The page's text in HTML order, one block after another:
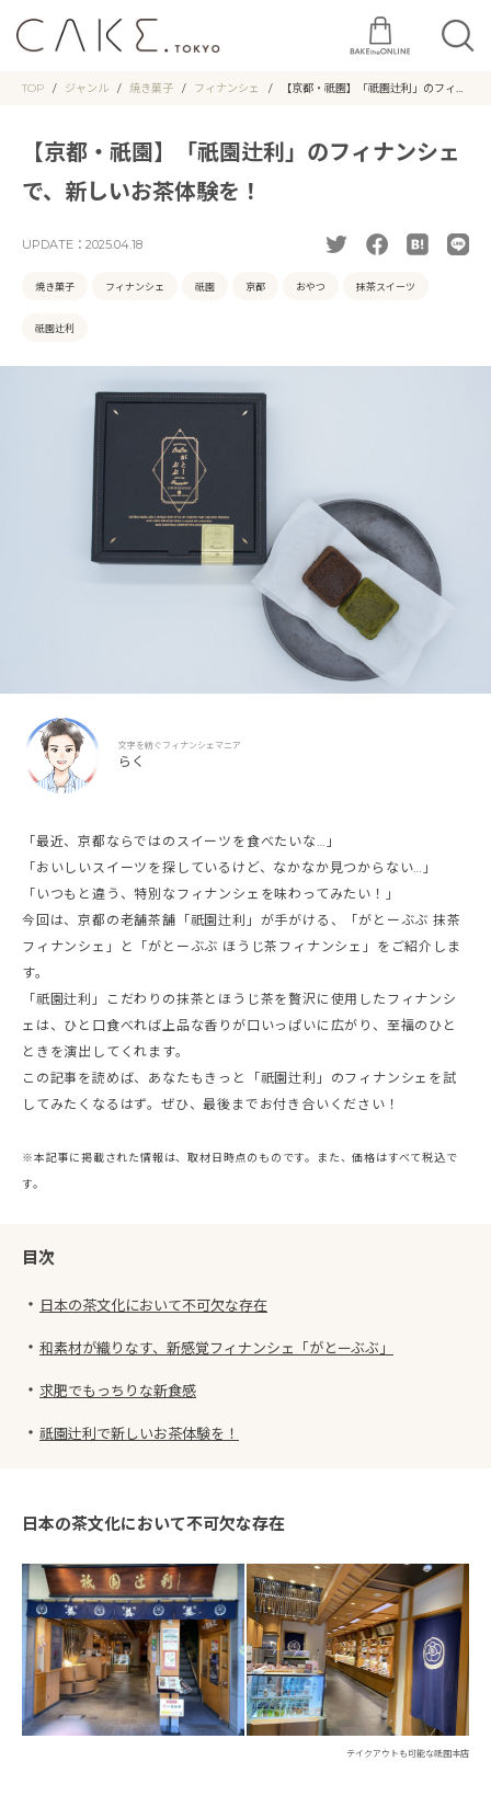
TOP ジャンル 焼き菓子 フィナンシェ
【京都・祇園】「祇園辻利」のフィナ
【京都・祇園】「祇園辻利」のフィナンシェ
で、新しいお茶体験を！
UPDATE： 2025.04.18
焼き菓子 フィナンシェ 祇園 京都 おやつ 抹茶スイーツ
祇園辻利
文字を紡ぐフィナンシェマニア
らく
「最近、京都ならではのスイーツを食べたいな…」
「おいしいスイーツを探しているけど、なかなか見つからない…」
「いつもと違う、特別なフィナンシェを味わってみたい！」
今回は、京都の老舗茶舗「祇園辻利」が手がける、「がとーぶぶ 抹茶
フィナンシェ」と「がとーぶぶ ほうじ茶フィナンシェ」をご紹介しま
す。
「祇園辻利」こだわりの抹茶とほうじ茶を贅沢に使用したフィナンシ
ェは、ひと口食べれば上品な香りが口いっぱいに広がり、至福のひと
ときを演出してくれます。
この記事を読めば、あなたもきっと「祇園辻利」のフィナンシェを試
してみたくなるはず。ぜひ、最後までお付き合いください！
※本記事に掲載された情報は、取材日時点のものです。また、価格はすべて税込で
す。
目次
・ 日本の茶文化において不可欠な存在
・ 和素材が織りなす、新感覚フィナンシェ「がとーぶぶ」
・ 求肥でもっちりな新食感
・ 祇園辻利で新しいお茶体験を！
日本の茶文化において不可欠な存在
テイクアウトも可能な祇園本店